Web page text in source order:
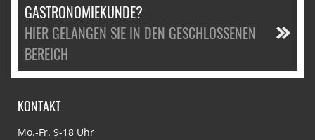
GASTRONOMIEKUNDE?
HIER GELANGEN SIE IN DEN GESCHLOSSENEN
BEREICH
KONTAKT
Mo.-Fr. 9-18 Uhr